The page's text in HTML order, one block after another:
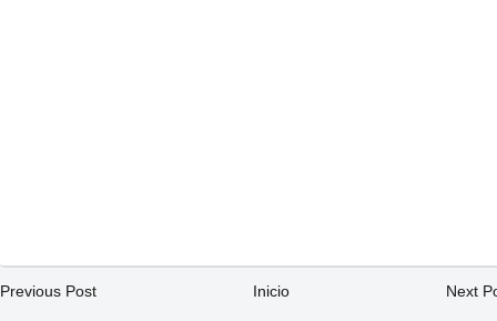
Previous Post Inicio Next